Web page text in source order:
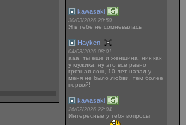
kawasaki
30/03/2026 20:50
Я в тебе не сомневалась
Hayken
04/03/2026 08:01
ааа, ты еще и женщина, ник как
у мужика. ну это все равно
грязная лош, 10 лет назад у
меня не было любви, тем более
первой!
kawasaki
26/02/2026 22:04
Интересные у тебя вопросы